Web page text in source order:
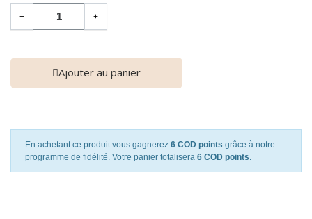
− +
Ajouter au panier
En achetant ce produit vous gagnerez 6 COD points grâce à notre
programme de fidélité. Votre panier totalisera 6 COD points.